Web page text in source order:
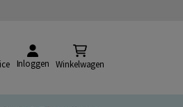
Inloggen Winkelwagen